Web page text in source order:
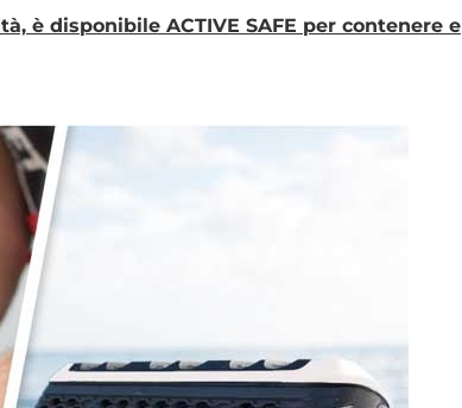
è disponibile ACTIVE SAFE per contenere e